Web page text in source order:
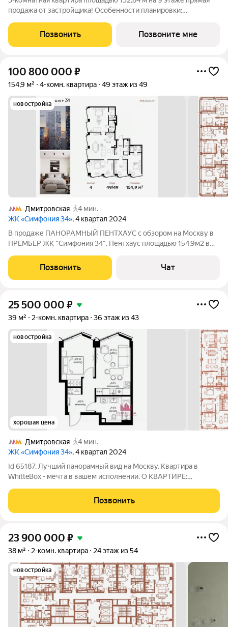
продажа от застройщика! Особенности планировки:
второй санузел. МОНС квартал Брусники в Северо-Восточном
административном округе, рядом
Позвонить Позвоните мне
100 800 000 ₽
154,9 м² 4-комн. квартира 49 этаж из 49
новостройка
Дмитровская
4 мин.
ЖК «Симфония 34», 4 квартал 2024
В продаже ПАНОРАМНЫЙ ПЕНТХАУС с обзором на Москву в
ПРЕМЬЕР ЖК "Симфония 34". Пентхаус площадью 154,9м2 в
ЗАСТРОЙЩИКА!!! ДЛЯ ЮР.ЛИЦ ВОЗВРАТНЫЙ НДС! ЗАХОДИ
И ЖИВИ! Приватность-видеонаблюдение, охрана,
Позвонить Чат
25 500 000 ₽
39 м² 2-комн. квартира 36 этаж из 43
новостройка
хорошая цена
Дмитровская
4 мин.
ЖК «Симфония 34», 4 квартал 2024
Id 65187. Лучший панорамный вид на Москву. Квартира в
WhitteBox - мечта в вашем исполнении. О КВАРТИРЕ:
-Панорамный вид 36-го этажа на Москва-сити. -Большой плюс
- это закатная сторона, великолепны
Позвонить
23 900 000 ₽
38 м² 2-комн. квартира 24 этаж из 54
новостройка